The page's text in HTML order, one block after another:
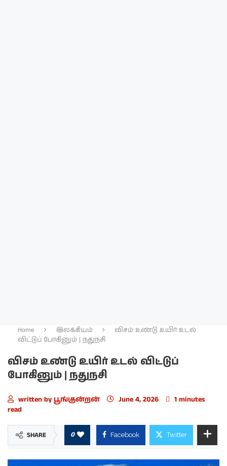
Home இலக்கியம்
விசம் உண்டு உயிர் உடல்
விட்டுப் போகினும் | நதுநசி
விசம் உண்டு உயிர் உடல் விட்டுப்
போகினும் | நதுநசி
written by பூங்குன்றன் June 4, 2026
1 minutes
read
SHARE 0 Facebook Twitter